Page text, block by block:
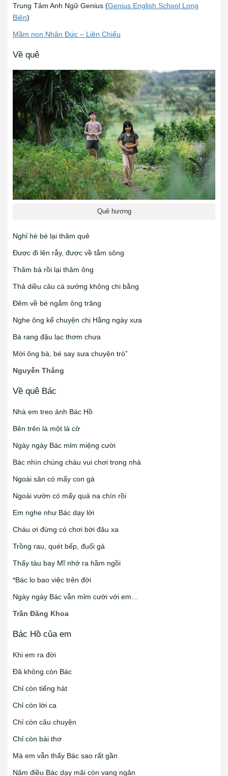
Trung Tâm Anh Ngữ Genius (Genius English School Long
Biên)
Mầm non Nhân Đức – Liên Chiểu
Về quê
Quê hương
Nghỉ hè bé lại thăm quê
Được đi lên rẫy, được về tắm sông
Thăm bà rồi lại thăm ông
Thả diều câu cá sướng không chi bằng
Đêm về bé ngắm ông trăng
Nghe ông kể chuyện chị Hằng ngày xưa
Bà rang đậu lạc thơm chưa
Mời ông bà, bé say sưa chuyện trò”
Nguyễn Thắng
Về quê Bác
Nhà em treo ảnh Bác Hồ
Bên trên là một lá cờ
Ngày ngày Bác mỉm miệng cười
Bác nhìn chúng cháu vui chơi trong nhà
Ngoài sân có mấy con gà
Ngoài vườn có mấy quả na chín rồi
Em nghe như Bác dạy lời
Cháu ơi đừng có chơi bời đâu xa
Trồng rau, quét bếp, đuổi gà
Thấy tàu bay Mĩ nhớ ra hầm ngồi
*Bác lo bao việc trên đời
Ngày ngày Bác vẫn mỉm cười với em…
Trần Đăng Khoa
Bác Hồ của em
Khi em ra đời
Đã không còn Bác
Chỉ còn tiếng hát
Chỉ còn lời ca
Chỉ còn câu chuyện
Chỉ còn bài thơ
Mà em vẫn thấy Bác sao rất gần
Năm điều Bác dạy mãi còn vang ngân